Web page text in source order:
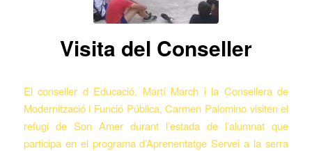
Visita del Conseller
El conseller d Educació, Martí March i la Consellera de
Modernització i Funció Pública, Carmen Palomino visiten el
refugi de Son Amer durant l’estada de l’alumnat que
participa en el programa d’Aprenentatge Servei a la serra